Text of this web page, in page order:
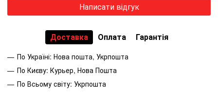
Написати відгук
Доставка Оплата Гарантія
По Україні: Нова пошта, Укрпошта
По Києву: Курьер, Нова Пошта
По Всьому світу: Укрпошта